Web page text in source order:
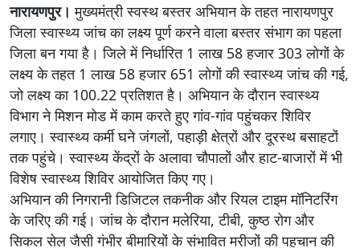
नारायणपुर। मुख्यमंत्री स्वस्थ बस्तर अभियान के तहत नारायणपुर
जिला स्वास्थ्य जांच का लक्ष्य पूर्ण करने वाला बस्तर संभाग का पहला
जिला बन गया है। जिले में निर्धारित 1 लाख 58 हजार 303 लोगों के
लक्ष्य के तहत 1 लाख 58 हजार 651 लोगों की स्वास्थ्य जांच की गई,
जो लक्ष्य का 100.22 प्रतिशत है। अभियान के दौरान स्वास्थ्य
विभाग ने मिशन मोड में काम करते हुए गांव-गांव पहुंचकर शिविर
लगाए। स्वास्थ्य कर्मी घने जंगलों, पहाड़ी क्षेत्रों और दूरस्थ बसाहटों
तक पहुंचे। स्वास्थ्य केंद्रों के अलावा चौपालों और हाट-बाजारों में भी
विशेष स्वास्थ्य शिविर आयोजित किए गए।
अभियान की निगरानी डिजिटल तकनीक और रियल टाइम मॉनिटरिंग
के जरिए की गई। जांच के दौरान मलेरिया, टीबी, कुष्ठ रोग और
सिकल सेल जैसी गंभीर बीमारियों के संभावित मरीजों की पहचान की